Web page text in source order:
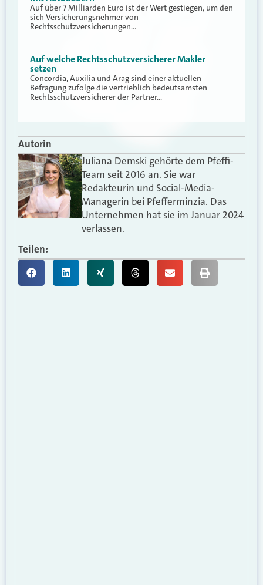
Auf über 7 Milliarden Euro ist der Wert gestiegen, um den
sich Versicherungsnehmer von
Rechtsschutzversicherungen…
Auf welche Rechtsschutzversicherer Makler
setzen
Concordia, Auxilia und Arag sind einer aktuellen
Befragung zufolge die vertrieblich bedeutsamsten
Rechtsschutzversicherer der Partner…
Autorin
Juliana Demski gehörte dem Pfeffi-
Team seit 2016 an. Sie war
Redakteurin und Social-Media-
Managerin bei Pfefferminzia. Das
Unternehmen hat sie im Januar 2024
verlassen.
Teilen: